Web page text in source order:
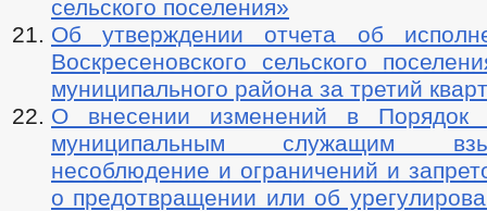
сельского поселения»
Об утверждении отчета об
Воскресеновского сельского
муниципального района за третий
О внесении изменений в Порядок
муниципальным служащим
несоблюдение и ограничений и
о предотвращении или об